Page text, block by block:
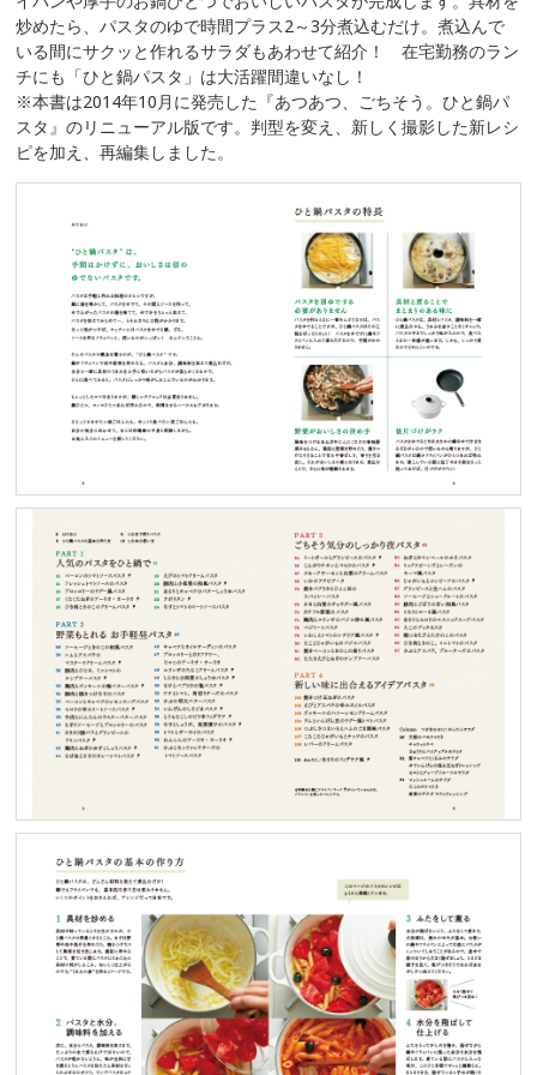
炒めたら、パスタのゆで時間プラス2～3分煮込むだけ。煮込んで
いる間にサクッと作れるサラダもあわせて紹介！ 在宅勤務のラン
チにも「ひと鍋パスタ」は大活躍間違いなし！
※本書は2014年10月に発売した『あつあつ、ごちそう。ひと鍋パ
スタ』のリニューアル版です。判型を変え、新しく撮影した新レシ
ピを加え、再編集しました。